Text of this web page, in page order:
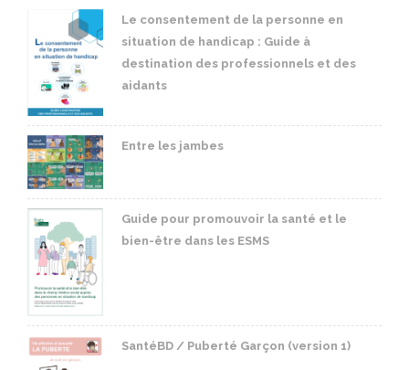
Le consentement de la personne en
situation de handicap : Guide à
destination des professionnels et des
aidants
Entre les jambes
Guide pour promouvoir la santé et le
bien-être dans les ESMS
SantéBD / Puberté Garçon (version 1)